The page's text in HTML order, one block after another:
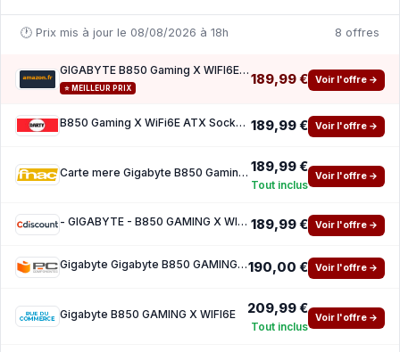
🕐 Prix mis à jour le 08/08/2026 à 18h 8 offres
GIGABYTE B850 Gaming X WIFI6E Carte Mère - AMD Ryzen 9000 Series CPUs, VRM numérique 12 2
⭐ MEILLEUR PRIX
189,99 € Voir l'offre →
B850 Gaming X WiFi6E ATX Socket AM5 Chipset AMD B850 189,99 € Voir l'offre →
Carte mere Gigabyte B850 Gaming X WiFi6E ATX Socket AM5 Chipset AMD B850 189,99 €
Tout inclus
Voir l'offre →
- GIGABYTE - B850 GAMING X WIFI6E 189,99 € Voir l'offre →
Gigabyte Gigabyte B850 GAMING X WIFI6E190,00 € Voir l'offre →
Gigabyte B850 GAMING X WIFI6E 209,99 €
Tout inclus
Voir l'offre →